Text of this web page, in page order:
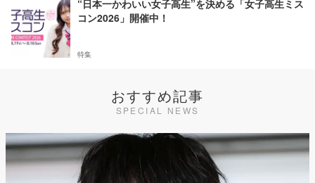
“日本一かわいい女子高生”を決める「女子高生ミス
コン2026」開催中！
特集
おすすめ記事
SPECIAL NEWS